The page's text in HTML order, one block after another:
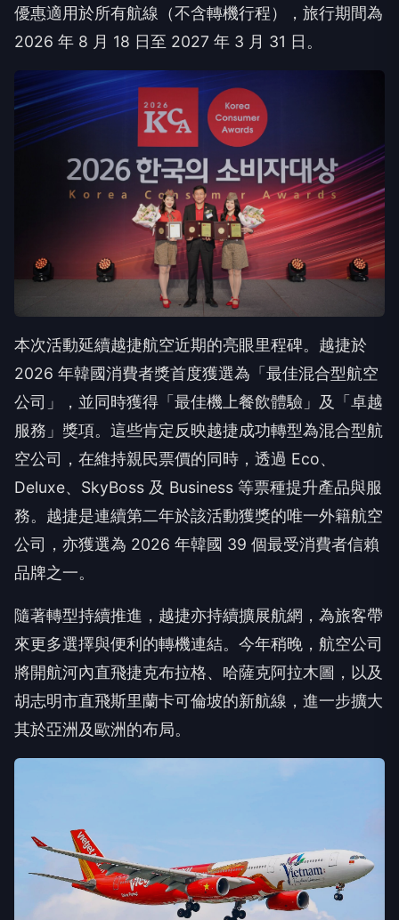
優惠適用於所有航線（不含轉機行程），旅行期間為
2026 年 8 月 18 日至 2027 年 3 月 31 日。
本次活動延續越捷航空近期的亮眼里程碑。越捷於
2026 年韓國消費者獎首度獲選為「最佳混合型航空
公司」，並同時獲得「最佳機上餐飲體驗」及「卓越
服務」獎項。這些肯定反映越捷成功轉型為混合型航
空公司，在維持親民票價的同時，透過 Eco、
Deluxe、SkyBoss 及 Business 等票種提升產品與服
務。越捷是連續第二年於該活動獲獎的唯一外籍航空
公司，亦獲選為 2026 年韓國 39 個最受消費者信賴
品牌之一。
隨著轉型持續推進，越捷亦持續擴展航網，為旅客帶
來更多選擇與便利的轉機連結。今年稍晚，航空公司
將開航河內直飛捷克布拉格、哈薩克阿拉木圖，以及
胡志明市直飛斯里蘭卡可倫坡的新航線，進一步擴大
其於亞洲及歐洲的布局。